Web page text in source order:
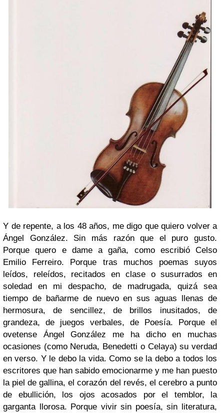
Y de repente, a los 48 años, me digo que quiero volver a
Ángel González. Sin más razón que el puro gusto.
Porque quero e dame a gaña, como escribió Celso
Emilio Ferreiro. Porque tras muchos poemas suyos
leídos, releídos, recitados en clase o susurrados en
soledad en mi despacho, de madrugada, quizá sea
tiempo de bañarme de nuevo en sus aguas llenas de
hermosura, de sencillez, de brillos inusitados, de
grandeza, de juegos verbales, de Poesía. Porque el
ovetense Ángel González me ha dicho en muchas
ocasiones (como Neruda, Benedetti o Celaya) su verdad
en verso. Y le debo la vida. Como se la debo a todos los
escritores que han sabido emocionarme y me han puesto
la piel de gallina, el corazón del revés, el cerebro a punto
de ebullición, los ojos acosados por el temblor, la
garganta llorosa. Porque vivir sin poesía, sin literatura,